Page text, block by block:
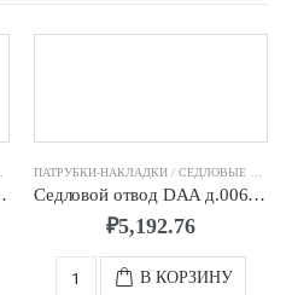
,ФИТИНГИ ЭЛЕКТРОСВАРНЫЕ
FRIALEN Седловой отвод DAA д.0063/0063 SDR11 ПЭ100 FRIALEN
₽5,192.76
В КОРЗИНУ